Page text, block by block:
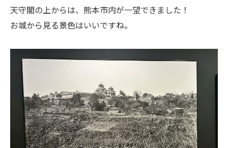
天守閣の上からは、熊本市内が一望できました！
お城から見る景色はいいですね。